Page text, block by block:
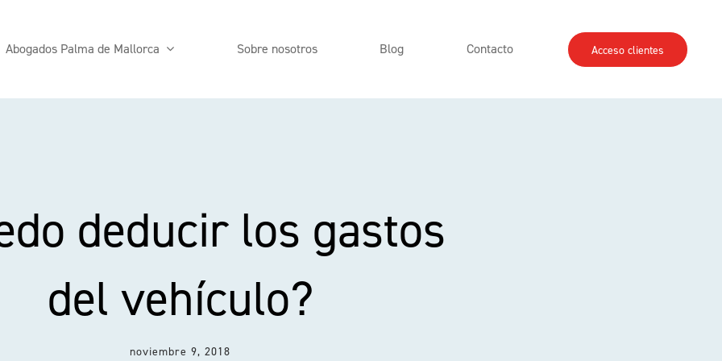
Abogados Palma de Mallorca Sobre nosotros Blog Contacto Acceso clientes
deducir los gastos
del vehículo?
noviembre 9, 2018